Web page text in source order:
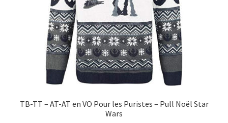
TB-TT – AT-AT en VO Pour les Puristes – Pull Noël Star
Wars